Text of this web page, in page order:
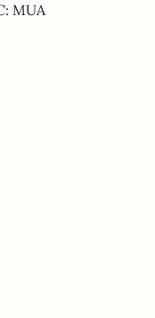
MUA